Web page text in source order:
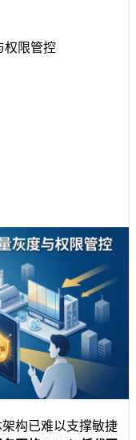
权限管控
构已难以支撑敏捷